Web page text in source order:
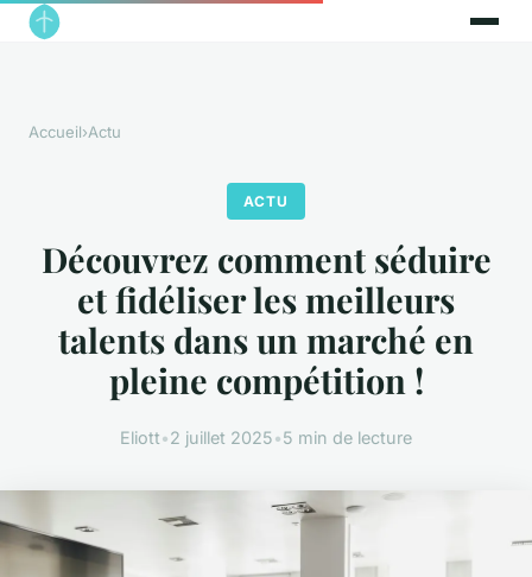
Accueil›Actu
ACTU
Découvrez comment séduire
et fidéliser les meilleurs
talents dans un marché en
pleine compétition !
Eliott•2 juillet 2025•5 min de lecture